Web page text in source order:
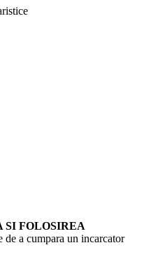
SI FOLOSIREA
de a cumpara un incarcator